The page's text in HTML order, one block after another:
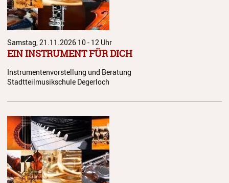
Samstag, 21.11.2026 10 - 12 Uhr
EIN INSTRUMENT FÜR DICH
Instrumentenvorstellung und Beratung
Stadtteilmusikschule Degerloch